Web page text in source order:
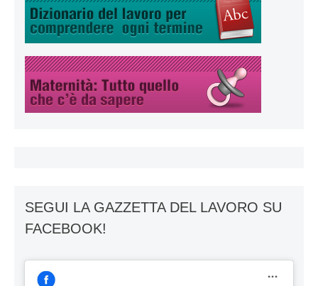
SEGUI LA GAZZETTA DEL LAVORO SU
FACEBOOK!